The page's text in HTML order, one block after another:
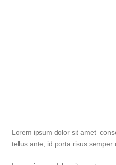
Lorem ipsum dolor sit amet,
tellus ante, id porta risus semper